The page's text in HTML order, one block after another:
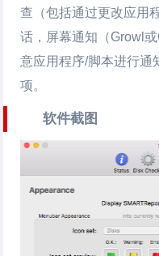
查（包括通过更改应用
话，屏幕通知（Growl
意应用程序/脚本进行通
项。
软件截图